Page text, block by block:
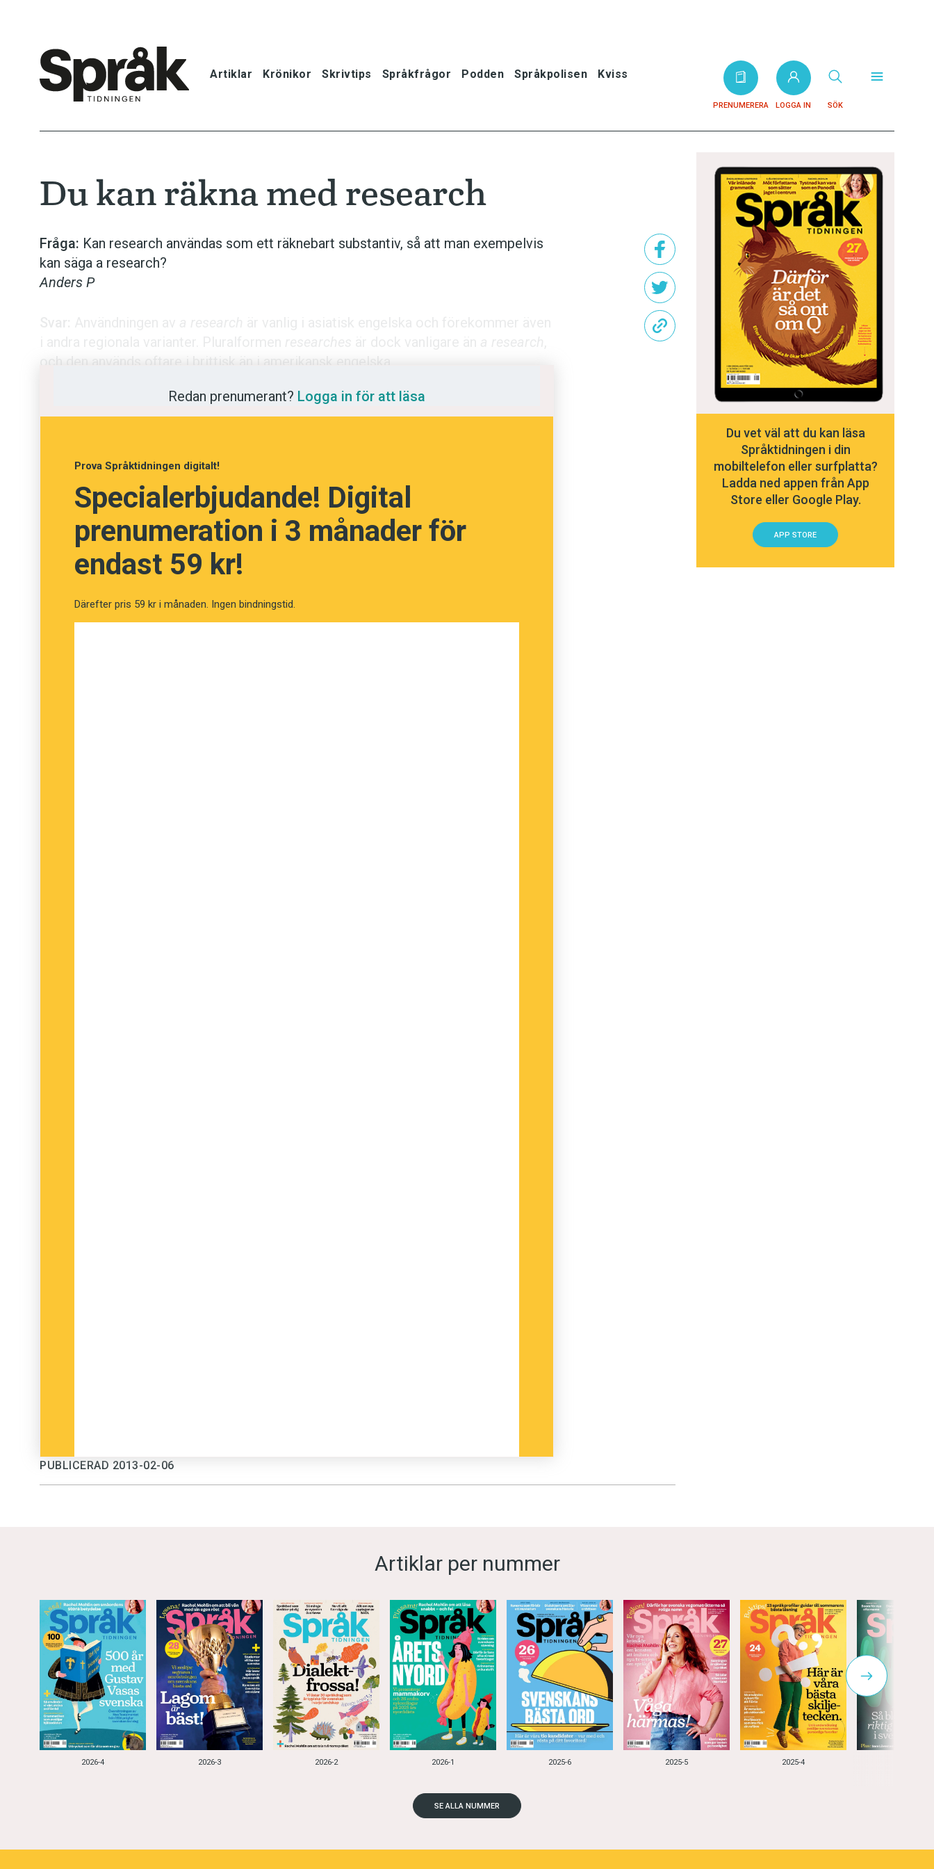
Artiklar Krönikor Skrivtips Språkfrågor Podden Språkpolisen Kviss
PRENUMERERA LOGGA IN SÖK
Krönikor
Anmäl till språkpolisen
Annonsera
Prenumerera
Läs Språktidningen digitalt
Press
Du kan räkna med research
Fråga: Kan research användas som ett räknebart substantiv, så att man exempelvis
kan säga a research?
Anders P
och den används oftare i brittisk än i amerikansk engelska.
Redan prenumerant? Logga in för att läsa
Prova Språktidningen digitalt!
Specialerbjudande! Digital
prenumeration i 3 månader för
endast 59 kr!
Därefter pris 59 kr i månaden. Ingen bindningstid.
PUBLICERAD 2013-02-06
Du vet väl att du kan läsa
Språktidningen i din
mobiltelefon eller surfplatta?
Ladda ned appen från App
Store eller Google Play.
APP STORE
Artiklar per nummer
2026-4 2026-3 2026-2 2026-1 2025-6 2025-5 2025-4
SE ALLA NUMMER